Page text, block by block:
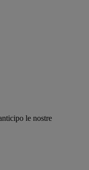
le nostre